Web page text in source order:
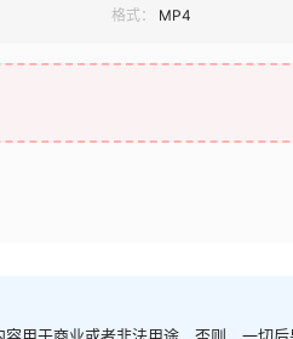
格式： MP4